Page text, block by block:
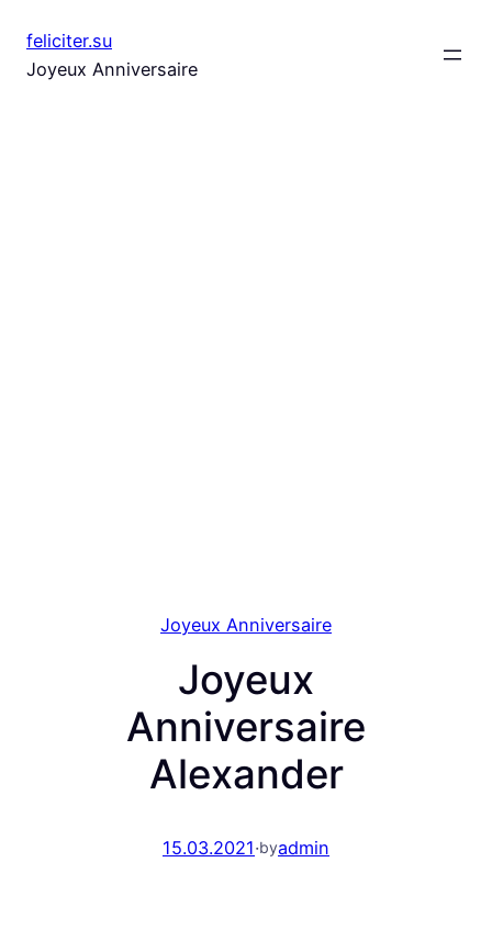
au
contenu
feliciter.su
Joyeux Anniversaire
Joyeux Anniversaire
Joyeux
Anniversaire
Alexander
15.03.2021·byadmin